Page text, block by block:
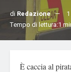
di Redazione
Tempo di lettura:1
È caccia al